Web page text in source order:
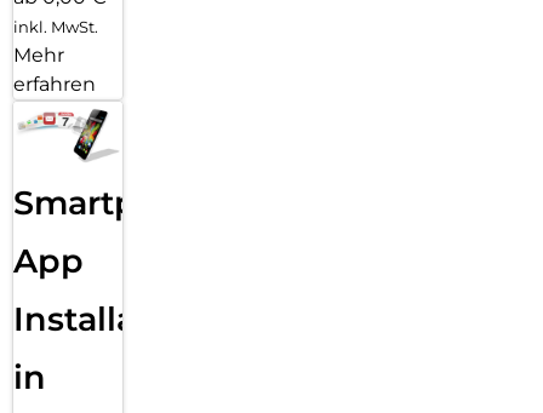
inkl. MwSt.
Mehr
erfahren
Smartphone
App
Installation
in